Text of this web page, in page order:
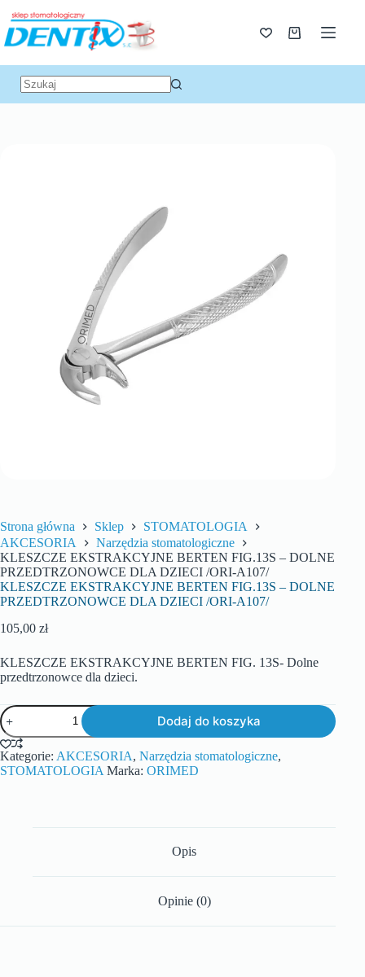
Strona główna Sklep
STOMATOLOGIA
AKCESORIA
Narzędzia stomatologiczne
KLESZCZE EKSTRAKCYJNE BERTEN FIG.13S – DOLNE
PRZEDTRZONOWCE DLA DZIECI /ORI-A107/
KLESZCZE EKSTRAKCYJNE BERTEN FIG.13S – DOLNE
PRZEDTRZONOWCE DLA DZIECI /ORI-A107/
105,00 zł
KLESZCZE EKSTRAKCYJNE BERTEN FIG. 13S- Dolne
przedtrzonowce dla dzieci.
Dodaj do koszyka
Kategorie: AKCESORIA, Narzędzia stomatologiczne,
STOMATOLOGIA Marka: ORIMED
Opis
Opinie (0)